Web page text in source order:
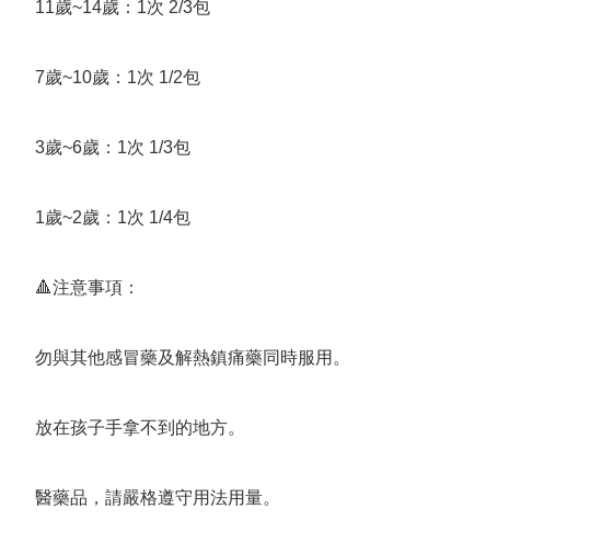
11歲~14歲：1次 2/3包
7歲~10歲：1次 1/2包
3歲~6歲：1次 1/3包
1歲~2歲：1次 1/4包
🔺️注意事項：
勿與其他感冒藥及解熱鎮痛藥同時服用。
放在孩子手拿不到的地方。
醫藥品，請嚴格遵守用法用量。